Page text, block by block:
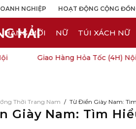
NGHIỆP HOẠT ĐỘNG CỘNG
HÀNG MỚI NỮ TÚI XÁCH NỮ
Giao Hàng Hỏa Tốc (4H) Nội
Thời Trang Nam / Từ Điển Giày Nam:
Giày Nam: Tìm